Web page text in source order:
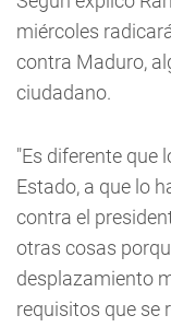
miércoles
contra Maduro,
ciudadano.
"Es diferente que
Estado, a que lo
contra el
otras cosas
desplazamiento
requisitos que se